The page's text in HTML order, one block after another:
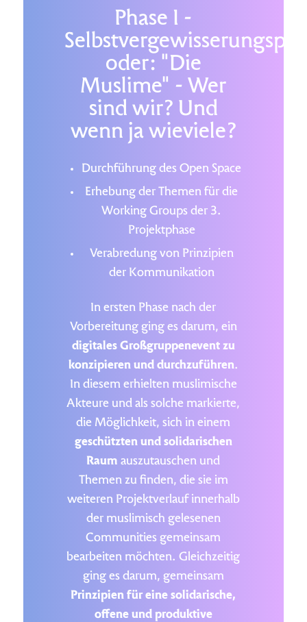
Phase I -
oder: "Die
Muslime" - Wer
sind wir? Und
wenn ja wieviele?
Durchführung des Open Space
Erhebung der Themen für die
Working Groups der 3.
Projektphase
Verabredung von Prinzipien
der Kommunikation
In ersten Phase nach der
Vorbereitung ging es darum, ein
digitales Großgruppenevent zu
konzipieren und durchzuführen.
In diesem erhielten muslimische
Akteure und als solche markierte,
die Möglichkeit, sich in einem
geschützten und solidarischen
Raum auszutauschen und
Themen zu finden, die sie im
weiteren Projektverlauf innerhalb
der muslimisch gelesenen
Communities gemeinsam
bearbeiten möchten. Gleichzeitig
ging es darum, gemeinsam
Prinzipien für eine solidarische,
offene und produktive